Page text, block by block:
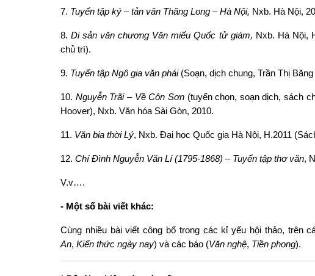
7. Tuyển tập ký – tản văn Thăng Long – Hà Nội, Nxb. Hà Nội,
8.Di sản văn chương Văn miếu Quốc tử giám, Nxb. Hà Nội,
chủ trì).
9. Tuyển tập Ngô gia văn phái (Soạn, dịch chung, Trần Thị
10. Nguyễn Trãi – Về Côn Sơn (tuyển chọn, soạn dịch, sách
Hoover), Nxb. Văn hóa Sài Gòn, 2010.
11. Văn bia thời Lý, Nxb. Đại học Quốc gia Hà Nội, H.2011
12. Chí Đình Nguyễn Văn Lí (1795-1868) – Tuyển tập thơ văn,
V.v….
- Một số bài viết khác:
Cùng nhiều bài viết công bố trong các kỉ yếu hội thảo, trên
An, Kiến thức ngày nay) và các báo (Văn nghệ, Tiền phong).